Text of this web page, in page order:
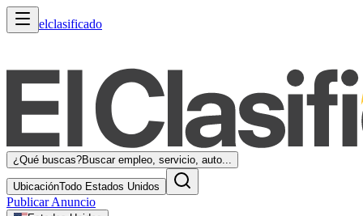
elclasificado
¿Qué buscas?Buscar empleo, servicio, auto...
UbicaciónTodo Estados Unidos
Publicar Anuncio